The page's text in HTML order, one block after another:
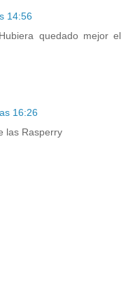
14:56
quedado mejor el
16:26
las Rasperry